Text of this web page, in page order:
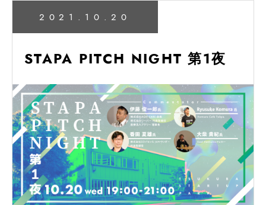
2021.10.20
STAPA PITCH NIGHT 第1夜